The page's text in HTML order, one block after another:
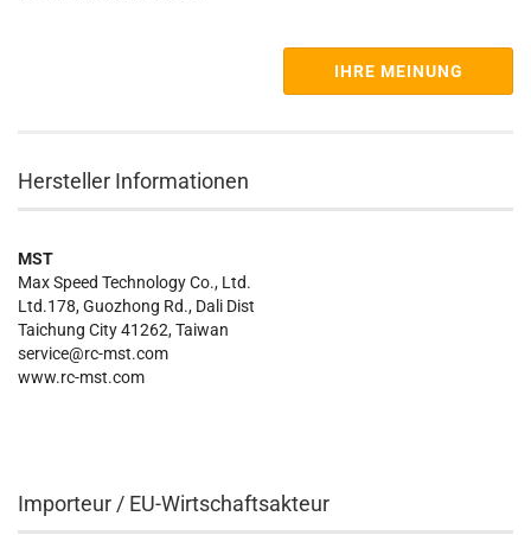
IHRE MEINUNG
Hersteller Informationen
MST
Max Speed Technology Co., Ltd.
Ltd.178, Guozhong Rd., Dali Dist
Taichung City 41262, Taiwan
service@rc-mst.com
www.rc-mst.com
Importeur / EU-Wirtschaftsakteur